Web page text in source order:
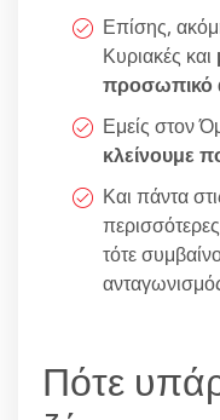
Επίσης,
Κυριακές και
προσωπικό
Εμείς στον
κλείνουμε
Και πάντα
τότε
Πότε